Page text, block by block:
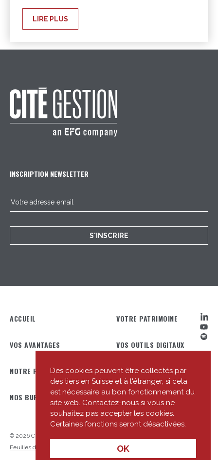
Des cookies peuvent être collectés par
des tiers en Suisse et à l'étranger, si cela
est nécessaire au bon fonctionnement du
site web. Contactez-nous si vous ne
souhaitez pas accepter les cookies.
Certaines fonctions seront désactivées.
OK
LIRE PLUS
INSCRIPTION NEWSLETTER
S'INSCRIRE
ACCUEIL VOTRE PATRIMOINE
VOS AVANTAGES VOS OUTILS DIGITAUX
NOTRE PROFIL NOTRE ÉQUIPE
NOS BUREAUX NOTRE ACTUALITÉ
© 2026 Cité Gestion
Feuilles d’information de base (FIB/KID)